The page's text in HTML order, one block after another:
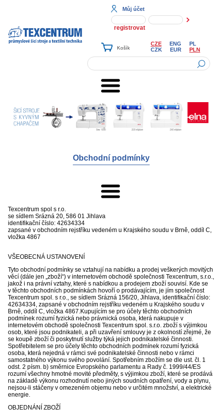
Můj účet
registrovat
CZE ENG
PL
CZK
EUR PLN
Obchodní podmínky
Texcentrum spol s r.o.
se sídlem Srázná 20, 586 01 Jihlava
identifikační číslo: 42634334
zapsané v obchodním rejstříku vedeném u Krajského soudu v Brně, oddíl C,
vložka 4867
VŠEOBECNÁ USTANOVENÍ
Tyto obchodní podmínky se vztahují na nabídku a prodej veškerých movitých
věcí (dále jen „zboží“) v internetovém obchodě společnosti Texcentrum, s.r.o.,
jakož i na právní vztahy, které s nabídkou a prodejem zboží souvisí. Kde se
v těchto obchodních podmínkách hovoří o prodávajícím, je jím společnost
Texcentrum spol. s r.o., se sídlem Srázná 156/20, Jihlava, identifikační číslo:
42634334, zapsané v obchodním rejstříku vedeném u Krajského soudu v
Brně, oddíl C, vložka 4867.Kupujícím se pro účely těchto obchodních
podmínek rozumí fyzická nebo právnická osoba, která nakupuje v
internetovém obchodě společnosti Texcentrum spol. s.r.o. zboží s výjimkou
osob, které jsou podnikateli, a při uzavření smlouvy je z okolností zřejmé, že
se koupě zboží či poskytnutí služby týká jejich podnikatelské činnosti.
Spotřebitelem se pro účely těchto obchodních podmínek rozumí fyzická
osoba, která nejedná v rámci své podnikatelské činnosti nebo v rámci
samostatného výkonu svého povolání. Spotřebním zbožím se dle ust. čl. 1
odst. 2 písm. b) směrnice Evropského parlamentu a Rady č. 1999/44/ES
rozumí všechny hmotné movité předměty, s výjimkou zboží, které se prodává
na základě výkonu rozhodnutí nebo jiných soudních opatření, vody a plynu,
nejsou-li stáčeny v omezeném objemu nebo v určitém množství, a elektrické
energie.
OBJEDNÁNÍ ZBOŽÍ